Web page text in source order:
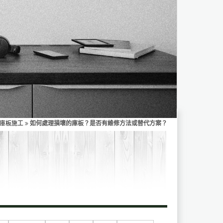
庫板施工 如何處理損壞的庫板？是否有維修方法或替代方案？